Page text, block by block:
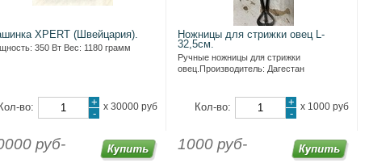
XPERT (Швейцария).
350 Вт Вес: 1180 грамм
Кол-во: х 30000 руб
+
-
руб-
Ножницы для стрижки овец L-
32,5см.
Ручные ножницы для стрижки
овец.Производитель: Дагестан
Кол-во: х 1000 руб
+
-
1000 руб-